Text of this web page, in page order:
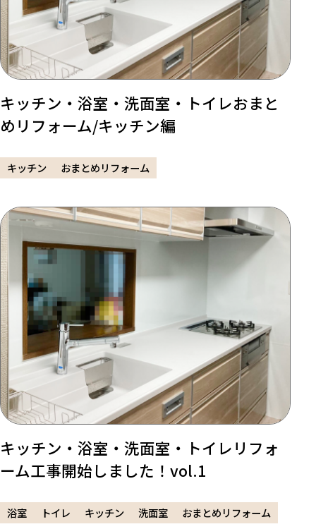
キッチン・浴室・洗面室・トイレおまと
めリフォーム/キッチン編
キッチン おまとめリフォーム
キッチン・浴室・洗面室・トイレリフォ
ーム工事開始しました！vol.1
浴室 トイレ キッチン 洗面室 おまとめリフォーム